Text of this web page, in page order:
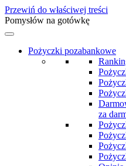
Przewiń do właściwej treści
Pomysłów na gotówkę
Pożyczki pozabankowe
za